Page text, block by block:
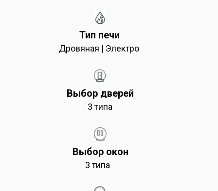
3 типа
Выбор окон
3 типа
Выбор дверей
Дровяная | Электро
Тип печи